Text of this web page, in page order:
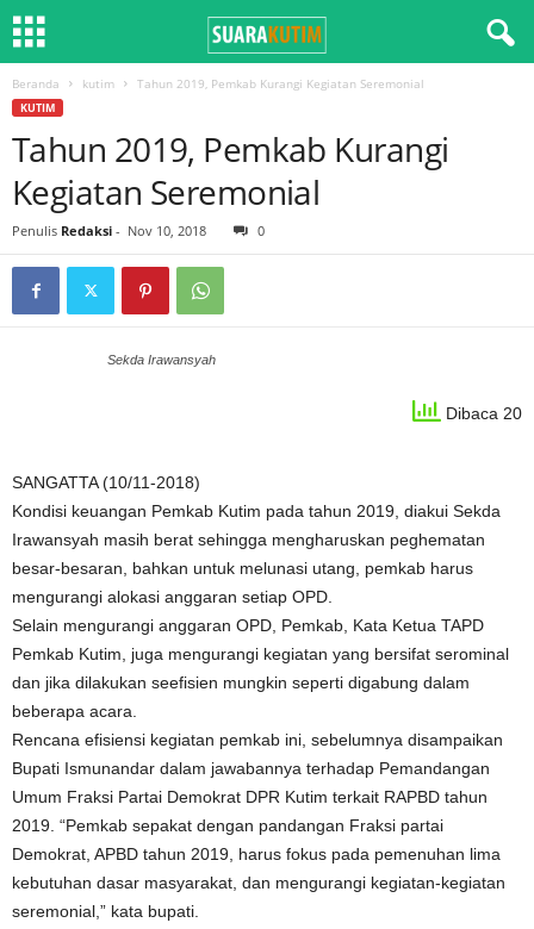
Beranda kutim Tahun 2019, Pemkab Kurangi Kegiatan Seremonial
KUTIM
Tahun 2019, Pemkab Kurangi
Kegiatan Seremonial
Penulis Redaksi - Nov 10, 2018 0
Sekda Irawansyah
Dibaca 20
SANGATTA (10/11-2018)
Kondisi keuangan Pemkab Kutim pada tahun 2019, diakui Sekda
Irawansyah masih berat sehingga mengharuskan peghematan
besar-besaran, bahkan untuk melunasi utang, pemkab harus
mengurangi alokasi anggaran setiap OPD.
Selain mengurangi anggaran OPD, Pemkab, Kata Ketua TAPD
Pemkab Kutim, juga mengurangi kegiatan yang bersifat serominal
dan jika dilakukan seefisien mungkin seperti digabung dalam
beberapa acara.
Rencana efisiensi kegiatan pemkab ini, sebelumnya disampaikan
Bupati Ismunandar dalam jawabannya terhadap Pemandangan
Umum Fraksi Partai Demokrat DPR Kutim terkait RAPBD tahun
2019. “Pemkab sepakat dengan pandangan Fraksi partai
Demokrat, APBD tahun 2019, harus fokus pada pemenuhan lima
kebutuhan dasar masyarakat, dan mengurangi kegiatan-kegiatan
seremonial,” kata bupati.